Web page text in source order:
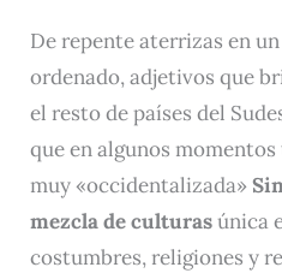
De repente aterrizas en
ordenado, adjetivos que
el resto de países del
que en algunos
muy «occidentalizada»
mezcla de culturasúnica
costumbres, religiones y